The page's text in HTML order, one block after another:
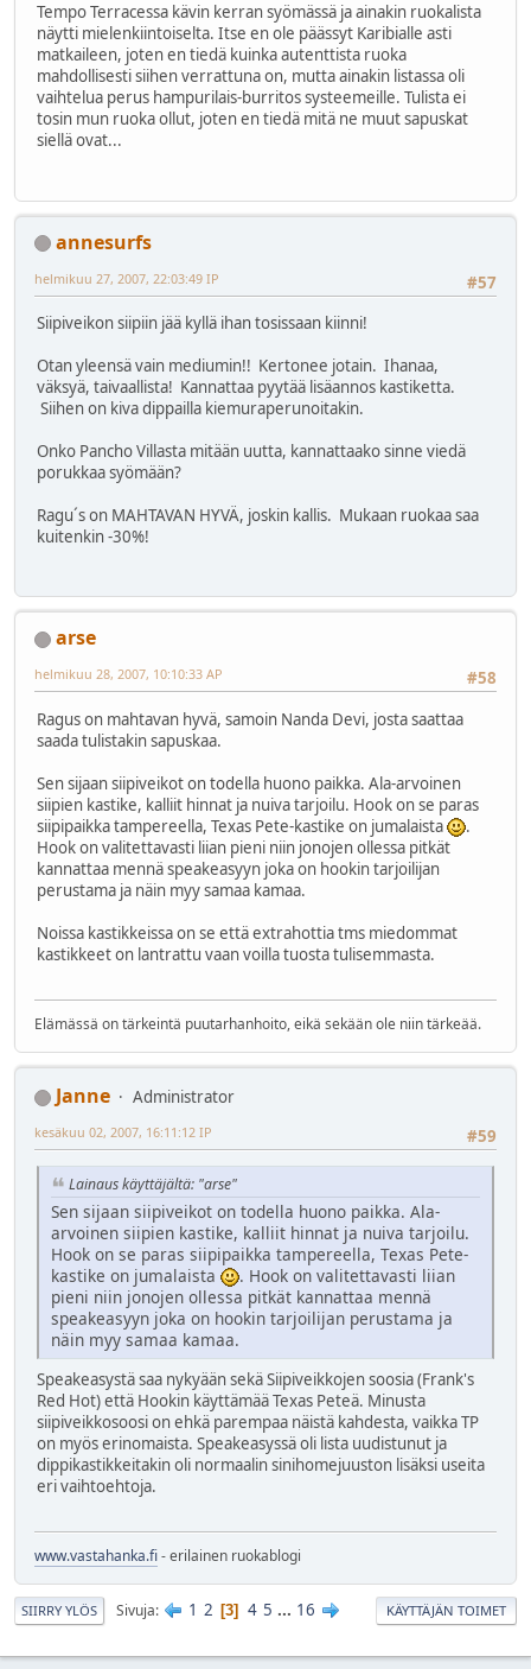
Tempo Terracessa kävin kerran syömässä ja ainakin ruokalista
näytti mielenkiintoiselta. Itse en ole päässyt Karibialle asti
matkaileen, joten en tiedä kuinka autenttista ruoka
mahdollisesti siihen verrattuna on, mutta ainakin listassa oli
vaihtelua perus hampurilais-burritos systeemeille. Tulista ei
tosin mun ruoka ollut, joten en tiedä mitä ne muut sapuskat
siellä ovat...
annesurfs
#57
helmikuu 27, 2007, 22:03:49 IP
Siipiveikon siipiin jää kyllä ihan tosissaan kiinni!
Otan yleensä vain mediumin!! Kertonee jotain. Ihanaa,
väksyä, taivaallista! Kannattaa pyytää lisäannos kastiketta.
Siihen on kiva dippailla kiemuraperunoitakin.
Onko Pancho Villasta mitään uutta, kannattaako sinne viedä
porukkaa syömään?
Ragu´s on MAHTAVAN HYVÄ, joskin kallis. Mukaan ruokaa saa
kuitenkin -30%!
arse
#58
helmikuu 28, 2007, 10:10:33 AP
Ragus on mahtavan hyvä, samoin Nanda Devi, josta saattaa
saada tulistakin sapuskaa.
Sen sijaan siipiveikot on todella huono paikka. Ala-arvoinen
siipien kastike, kalliit hinnat ja nuiva tarjoilu. Hook on se paras
siipipaikka tampereella, Texas Pete-kastike on jumalaista
.
Hook on valitettavasti liian pieni niin jonojen ollessa pitkät
kannattaa mennä speakeasyyn joka on hookin tarjoilijan
perustama ja näin myy samaa kamaa.
Noissa kastikkeissa on se että extrahottia tms miedommat
kastikkeet on lantrattu vaan voilla tuosta tulisemmasta.
Elämässä on tärkeintä puutarhanhoito, eikä sekään ole niin tärkeää.
Janne
Administrator
#59
kesäkuu 02, 2007, 16:11:12 IP
Lainaus käyttäjältä: "arse"
Sen sijaan siipiveikot on todella huono paikka. Ala-
arvoinen siipien kastike, kalliit hinnat ja nuiva tarjoilu.
Hook on se paras siipipaikka tampereella, Texas Pete-
kastike on jumalaista
. Hook on valitettavasti liian
pieni niin jonojen ollessa pitkät kannattaa mennä
speakeasyyn joka on hookin tarjoilijan perustama ja
näin myy samaa kamaa.
Speakeasystä saa nykyään sekä Siipiveikkojen soosia (Frank's
Red Hot) että Hookin käyttämää Texas Peteä. Minusta
siipiveikkosoosi on ehkä parempaa näistä kahdesta, vaikka TP
on myös erinomaista. Speakeasyssä oli lista uudistunut ja
dippikastikkeitakin oli normaalin sinihomejuuston lisäksi useita
eri vaihtoehtoja.
www.vastahanka.fi- erilainen ruokablogi
SIIRRY YLÖS Sivuja 1 2 3 4 5 ... 16 KÄYTTÄJÄN TOIMET